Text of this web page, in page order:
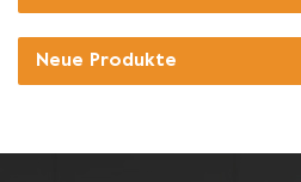
Neue Produkte